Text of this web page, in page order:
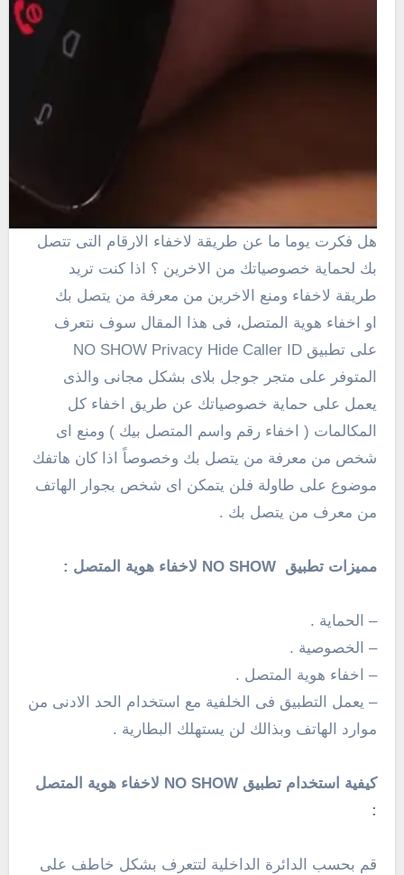
هل فكرت يوما ما عن طريقة لاخفاء الارقام التى تتصل
بك لحماية خصوصياتك من الاخرين ؟ اذا كنت تريد
طريقة لاخفاء ومنع الاخرين من معرفة من يتصل بك
او اخفاء هوية المتصل، فى هذا المقال سوف نتعرف
على تطبيق NO SHOW Privacy Hide Caller ID
المتوفر على متجر جوجل بلاى بشكل مجانى والذى
يعمل على حماية خصوصياتك عن طريق اخفاء كل
المكالمات ( اخفاء رقم واسم المتصل بيك ) ومنع اى
شخص من معرفة من يتصل بك وخصوصاً اذا كان هاتفك
موضوع على طاولة فلن يتمكن اى شخص بجوار الهاتف
من معرف من يتصل بك .
مميزات تطبيق NO SHOW لاخفاء هوية المتصل :
– الحماية .
– الخصوصية .
– اخفاء هوية المتصل .
– يعمل التطبيق فى الخلفية مع استخدام الحد الادنى من
موارد الهاتف وبذالك لن يستهلك البطارية .
كيفية استخدام تطبيق NO SHOW لاخفاء هوية المتصل
:
قم بحسب الدائرة الداخلية لتتعرف بشكل خاطف على